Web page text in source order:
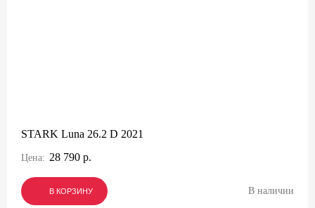
STARK Luna 26.2 D 2021
Цена: 28 790 р.
В КОРЗИНУ
В КОРЗИНУ
В КОРЗИНУ В наличии